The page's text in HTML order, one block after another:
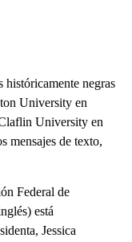
históricamente negras
University en
University en
mensajes de texto,
Federal de
está
Jessica